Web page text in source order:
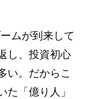
ムが到来して
し、投資初心
い。だからこ
た「億り人」